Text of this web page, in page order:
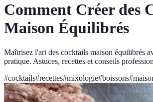
Comment Créer des
Maison Équilibrés
Maîtrisez l'art des cocktails maison équilibrés
pratique. Astuces, recettes et conseils
#cocktails#recettes#mixologie#boissons#